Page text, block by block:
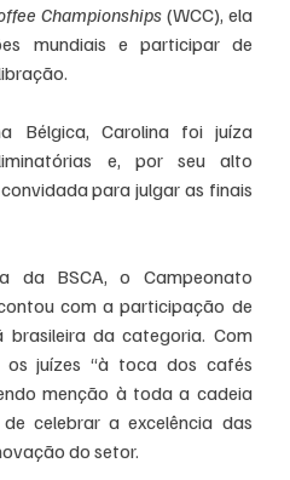
Championships (WCC), ela
mundiais e participar de
Bélgica, Carolina foi juíza
e, por seu alto
para julgar as finais
da BSCA, o Campeonato
com a participação de
brasileira da categoria. Com
os juízes “à toca dos cafés
menção à toda a cadeia
celebrar a excelência das
do setor.